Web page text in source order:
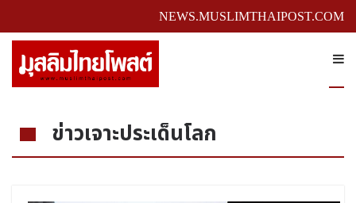
NEWS.MUSLIMTHAIPOST.COM
ข่าวเจาะประเด็นโลก